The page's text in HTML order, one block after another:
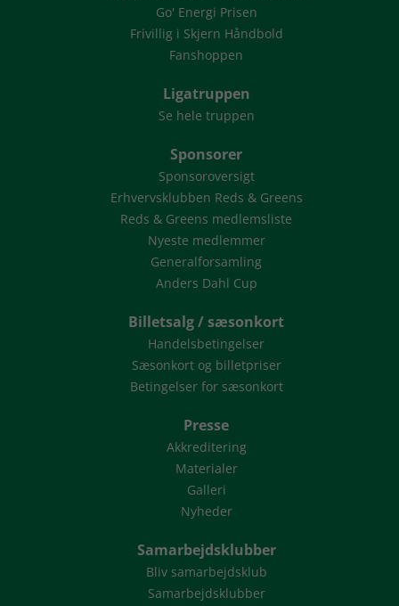
Go' Energi Prisen
Frivillig i Skjern Håndbold
Fanshoppen
Ligatruppen
Se hele truppen
Sponsorer
Sponsoroversigt
Erhvervsklubben Reds & Greens
Reds & Greens medlemsliste
Nyeste medlemmer
Generalforsamling
Anders Dahl Cup
Billetsalg / sæsonkort
Handelsbetingelser
Sæsonkort og billetpriser
Betingelser for sæsonkort
Presse
Akkreditering
Materialer
Galleri
Nyheder
Samarbejdsklubber
Bliv samarbejdsklub
Samarbejdsklubber